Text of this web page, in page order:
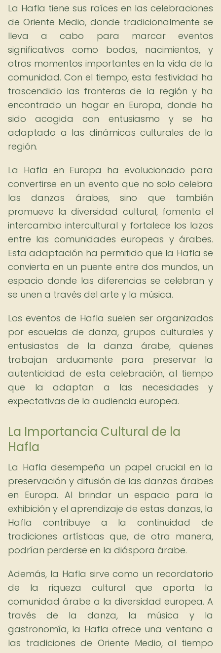
La Hafla tiene sus raíces en las celebraciones
de Oriente Medio, donde tradicionalmente se
lleva a cabo para marcar eventos
significativos como bodas, nacimientos, y
otros momentos importantes en la vida de la
comunidad. Con el tiempo, esta festividad ha
trascendido las fronteras de la región y ha
encontrado un hogar en Europa, donde ha
sido acogida con entusiasmo y se ha
adaptado a las dinámicas culturales de la
región.
La Hafla en Europa ha evolucionado para
convertirse en un evento que no solo celebra
las danzas árabes, sino que también
promueve la diversidad cultural, fomenta el
intercambio intercultural y fortalece los lazos
entre las comunidades europeas y árabes.
Esta adaptación ha permitido que la Hafla se
convierta en un puente entre dos mundos, un
espacio donde las diferencias se celebran y
se unen a través del arte y la música.
Los eventos de Hafla suelen ser organizados
por escuelas de danza, grupos culturales y
entusiastas de la danza árabe, quienes
trabajan arduamente para preservar la
autenticidad de esta celebración, al tiempo
que la adaptan a las necesidades y
expectativas de la audiencia europea.
La Importancia Cultural de la
Hafla
La Hafla desempeña un papel crucial en la
preservación y difusión de las danzas árabes
en Europa. Al brindar un espacio para la
exhibición y el aprendizaje de estas danzas, la
Hafla contribuye a la continuidad de
tradiciones artísticas que, de otra manera,
podrían perderse en la diáspora árabe.
Además, la Hafla sirve como un recordatorio
de la riqueza cultural que aporta la
comunidad árabe a la diversidad europea. A
través de la danza, la música y la
gastronomía, la Hafla ofrece una ventana a
las tradiciones de Oriente Medio, al tiempo